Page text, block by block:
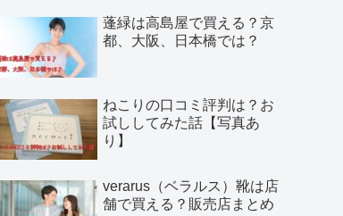
蓬緑は高島屋で買える？京
都、大阪、日本橋では？
ねこりの口コミ評判は？お
試ししてみた話【写真あ
り】
verarus（ベラルス）靴は店
舗で買える？販売店まとめ